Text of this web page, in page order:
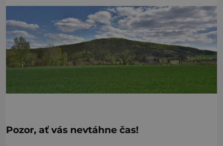
Pozor, ať vás nevtáhne čas!